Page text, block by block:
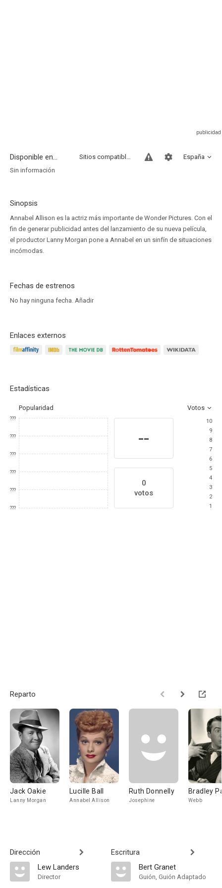
Disponible en... España
Sitios compatibles
Sin información
Sinopsis
Annabel Allison es la actriz más importante de Wonder Pictures. Con el
fin de generar publicidad antes del lanzamiento de su nueva película,
el productor Lanny Morgan pone a Annabel en un sinfín de situaciones
incómodas.
Fechas de estrenos
No hay ninguna fecha. Añadir
Enlaces externos
Estadísticas
Popularidad Votos
???
???
???
???
???
???
--
0
votos
10
9
8
7
6
5
4
3
2
1
Reparto
Jack Oakie
Lanny Morgan
Lucille Ball
Annabel Allison
Ruth Donnelly
Josephine
Bradley
Webb
Dirección
Lew Landers
Director
Escritura
Bert Granet
Guión, Guión Adaptado